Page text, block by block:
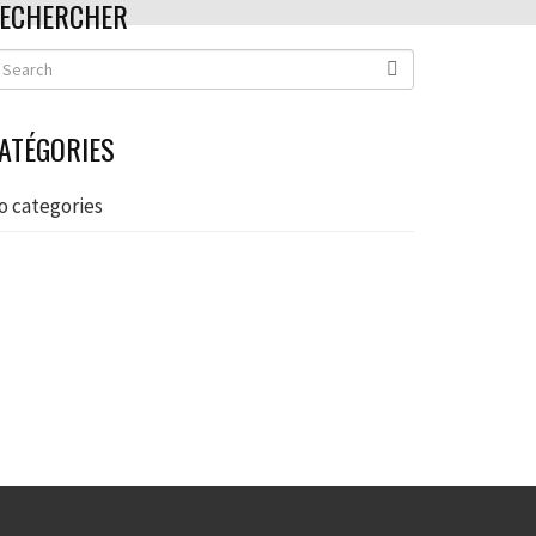
categories